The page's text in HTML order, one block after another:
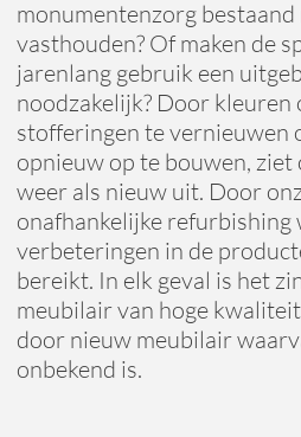
monumentenzorg
vasthouden? Of maken de
jarenlang gebruik een
noodzakelijk? Door kleuren
stofferingen te vernieuwen
opnieuw op te bouwen,
weer als nieuw uit. Door
onafhankelijke refurbishing
verbeteringen in de
bereikt. In elk geval is het
meubilair van hoge
door nieuw meubilair
onbekend is.